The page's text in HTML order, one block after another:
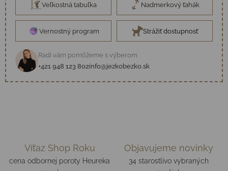
Veľkostná tabuľka Nadmerkový ťahák
Vernostný program Strážiť dostupnosť
Radi vám pomôžeme s výberom
+421 948 123 802info@jezkobezko.sk
Víťaz Shop Roku
cena odbornej poroty Heureka
Objavujeme novinky
34 starostlivo vybraných